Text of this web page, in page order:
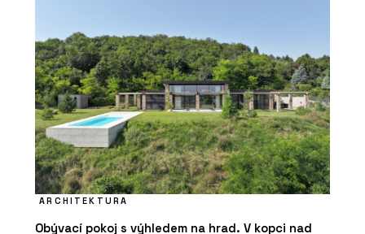
ARCHITEKTURA
Obývací pokoj s výhledem na hrad. V kopci nad